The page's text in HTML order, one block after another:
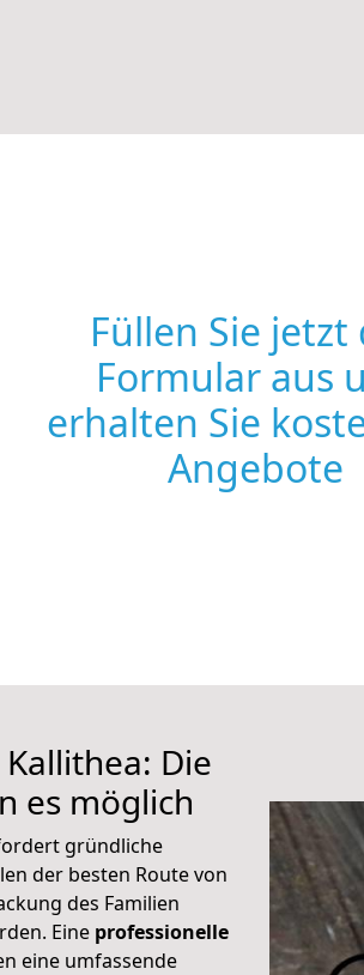
Füllen Sie jetzt
Formular aus
erhalten Sie
Angebote
Die
es möglich
gründliche
der besten Route von
des Familien
Eine professionelle
eine umfassende